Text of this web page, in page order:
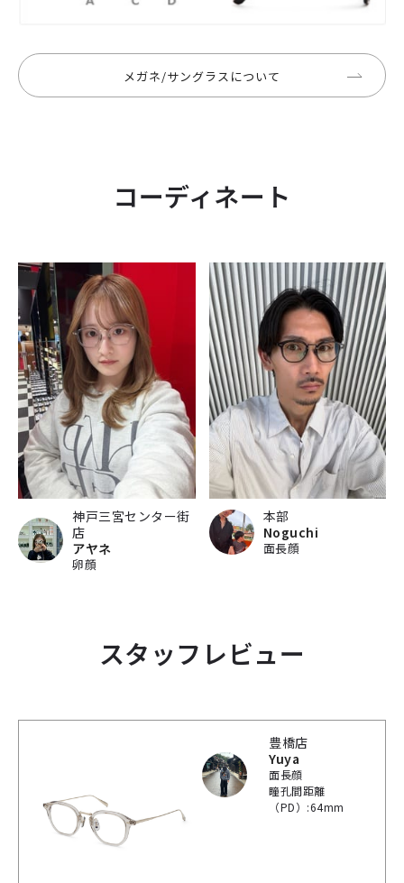
メガネ/サングラスについて
コーディネート
神戸三宮センター街
店
アヤネ
卵顔
本部
Noguchi
面長顔
スタッフレビュー
豊橋店
Yuya
面長顔
瞳孔間距離
（PD）:64mm